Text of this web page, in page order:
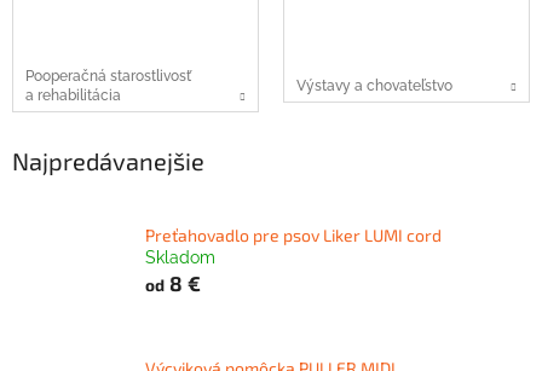
Pooperačná starostlivosť
a rehabilitácia
Výstavy a chovateľstvo
Najpredávanejšie
Preťahovadlo pre psov Liker LUMI cord
Skladom
od 8 €